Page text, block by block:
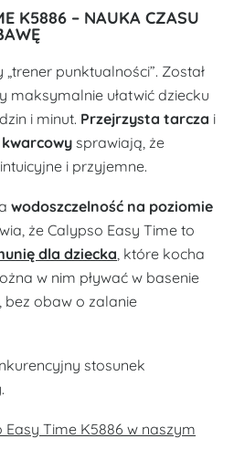
K5886 – NAUKA CZASU
punktualności”. Został
maksymalnie ułatwić dziecku
i minut. Przejrzysta tarcza i
kwarcowy sprawiają, że
i przyjemne.
wodoszczelność na poziomie
że Calypso Easy Time to
dla dziecka , które kocha
w nim pływać w basenie
bez obaw o zalanie
stosunek
Time K5886 w naszym